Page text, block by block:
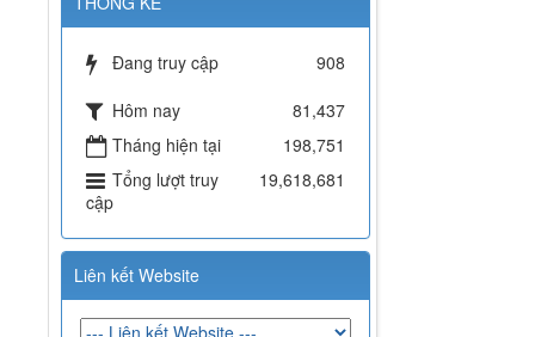
Đang truy cập
908
Hôm nay
81,437
Tháng hiện tại
198,751
Tổng lượt truy
cập
19,618,681
Liên kết Website